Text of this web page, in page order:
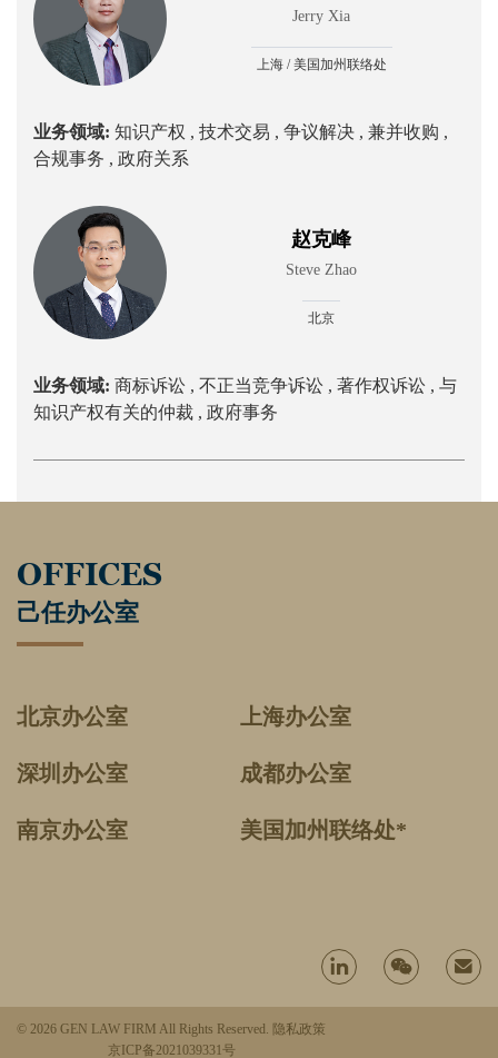
Jerry Xia
上海 / 美国加州联络处
业务领域: 知识产权 , 技术交易 , 争议解决 , 兼并收购 ,
合规事务 , 政府关系
赵克峰
Steve Zhao
北京
业务领域: 商标诉讼 , 不正当竞争诉讼 , 著作权诉讼 , 与
知识产权有关的仲裁 , 政府事务
OFFICES
己任办公室
北京办公室 上海办公室
深圳办公室 成都办公室
南京办公室 美国加州联络处*
© 2026 GEN LAW FIRM All Rights Reserved. 隐私政策
京ICP备2021039331号